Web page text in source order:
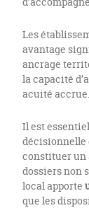
Les
avantage
ancrage
la capacité
acuité accrue.
Il est
décisionnelle
constituer un
dossiers non
local apporte
que les